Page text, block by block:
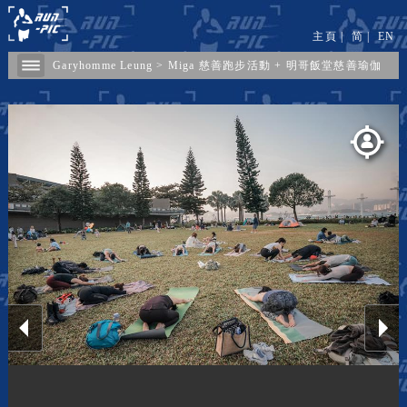
Garyhomme Leung > Miga 慈善跑步活動 + 明哥飯堂慈善瑜伽
主頁 | 简| EN